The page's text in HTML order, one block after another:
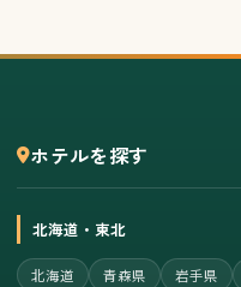
ホテルを探す
北海道・東北
北海道 青森県 岩手県